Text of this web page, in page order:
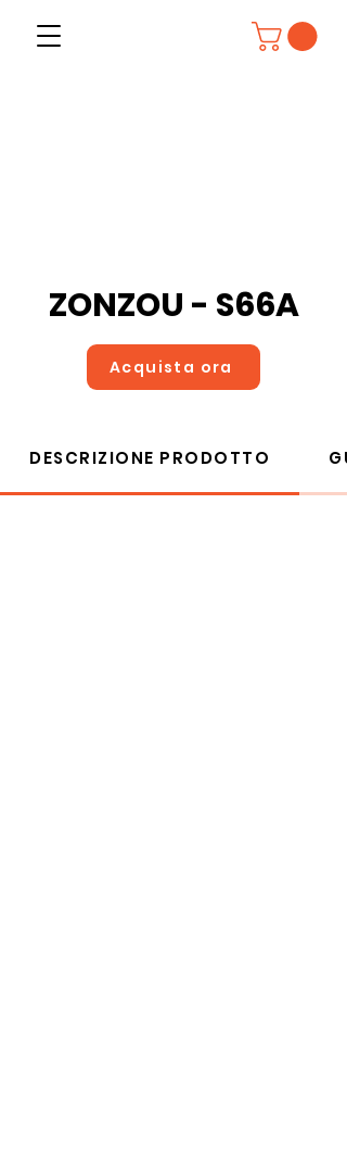
ZONZOU - S66A
Acquista ora
DESCRIZIONE PRODOTTO